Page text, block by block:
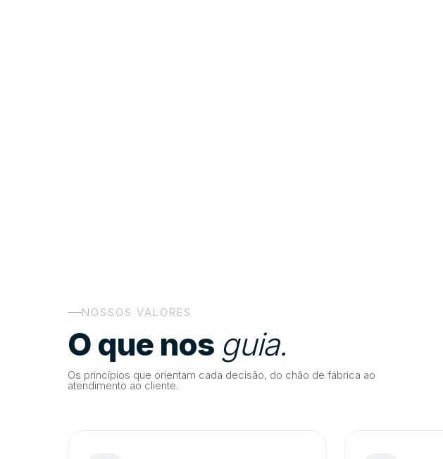
NOSSOS VALORES
O que nos guia.
Os princípios que orientam cada decisão, do chão de fábrica ao
atendimento ao cliente.